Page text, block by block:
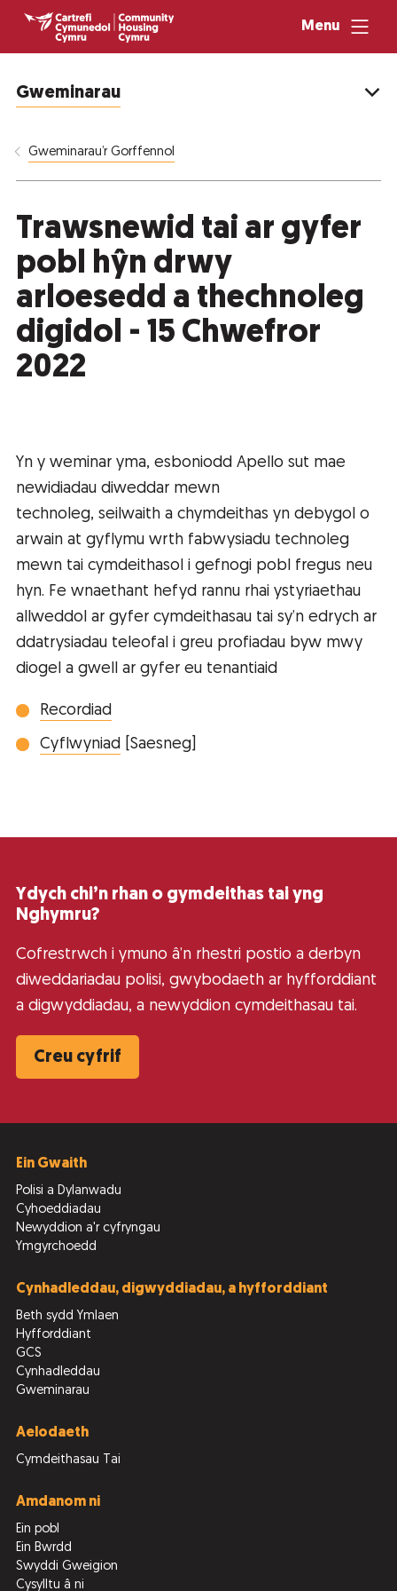
Menu
Gweminarau
Gweminarau’r Gorffennol
Trawsnewid tai ar gyfer
pobl hŷn drwy
arloesedd a thechnoleg
digidol - 15 Chwefror
2022
Yn y weminar yma, esboniodd Apello sut mae
newidiadau diweddar mewn
technoleg, seilwaith a chymdeithas yn debygol o
arwain at gyflymu wrth fabwysiadu technoleg
mewn tai cymdeithasol i gefnogi pobl fregus neu
hyn. Fe wnaethant hefyd rannu rhai ystyriaethau
allweddol ar gyfer cymdeithasau tai sy’n edrych ar
ddatrysiadau teleofal i greu profiadau byw mwy
diogel a gwell ar gyfer eu tenantiaid
Recordiad
Cyflwyniad [Saesneg]
Ydych chi’n rhan o gymdeithas tai yng
Nghymru?
Cofrestrwch i ymuno â’n rhestri postio a derbyn
diweddariadau polisi, gwybodaeth ar hyfforddiant
a digwyddiadau, a newyddion cymdeithasau tai.
Creu cyfrif
Ein Gwaith
Polisi a Dylanwadu
Cyhoeddiadau
Newyddion a'r cyfryngau
Ymgyrchoedd
Cynhadleddau, digwyddiadau, a hyfforddiant
Beth sydd Ymlaen
Hyfforddiant
GCS
Cynhadleddau
Gweminarau
Aelodaeth
Cymdeithasau Tai
Amdanom ni
Ein pobl
Ein Bwrdd
Swyddi Gweigion
Cysylltu â ni